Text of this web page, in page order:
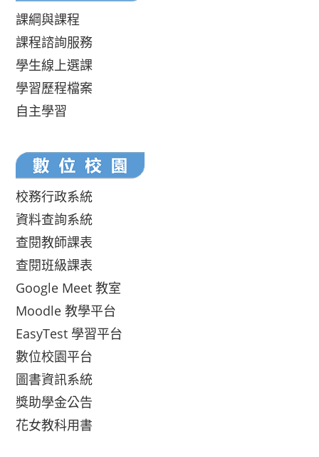
課綱與課程
課程諮詢服務
學生線上選課
學習歷程檔案
自主學習
校務行政系統
資料查詢系統
查閱教師課表
查閱班級課表
Google Meet 教室
Moodle 教學平台
EasyTest 學習平台
數位校園平台
圖書資訊系統
獎助學金公告
花女教科用書